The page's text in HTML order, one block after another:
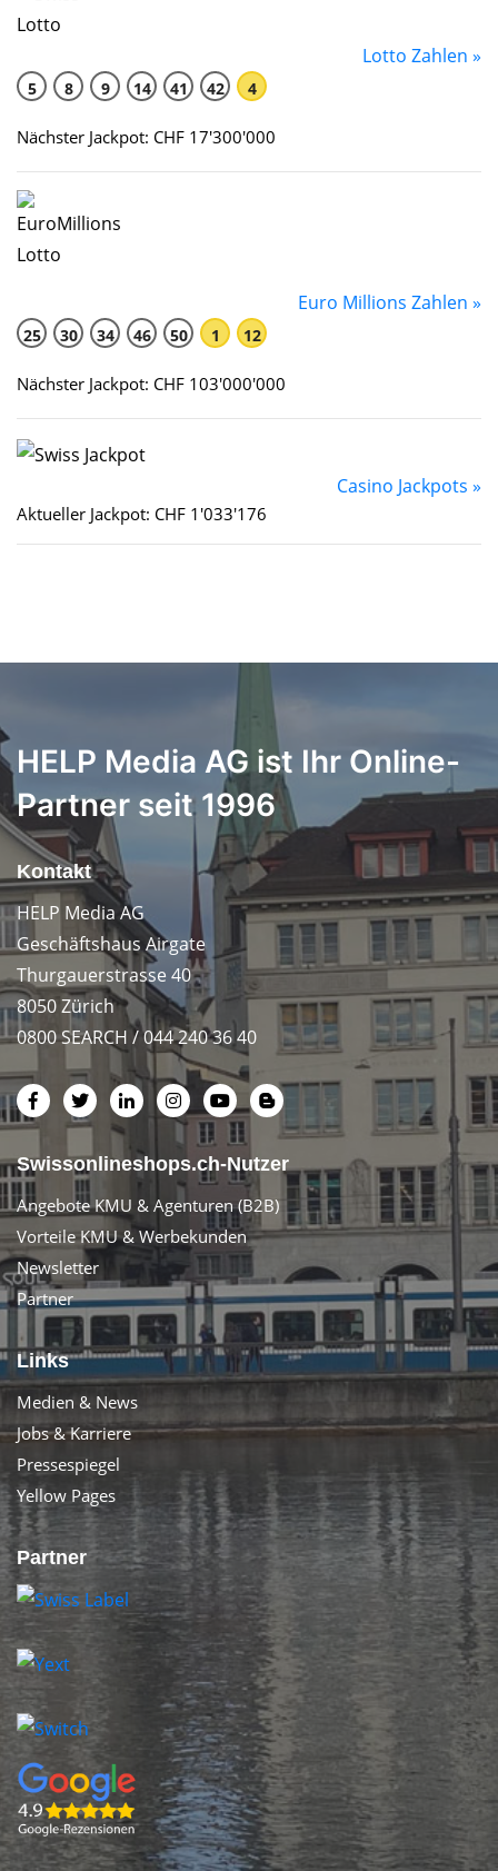
Lotto Zahlen »
5 8 9 14 41 42 4
Nächster Jackpot: CHF 17'300'000
Euro Millions Zahlen »
25 30 34 46 50 1 12
Nächster Jackpot: CHF 103'000'000
Casino Jackpots »
Aktueller Jackpot: CHF 1'033'176
HELP Media AG ist Ihr Online-
Partner seit 1996
Kontakt
HELP Media AG
Geschäftshaus Airgate
Thurgauerstrasse 40
8050 Zürich
0800 SEARCH / 044 240 36 40
Swissonlineshops.ch-Nutzer
Angebote KMU & Agenturen (B2B)
Vorteile KMU & Werbekunden
Newsletter
Partner
Links
Medien & News
Jobs & Karriere
Pressespiegel
Yellow Pages
Partner